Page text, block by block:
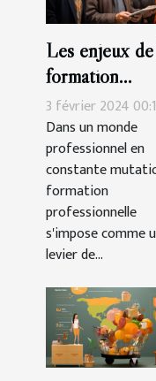
Les enjeux
formation
pour les seniors
3 février 2024
Dans un monde
professionnel en
constante
formation
professionnelle
s'impose comme
levier de...